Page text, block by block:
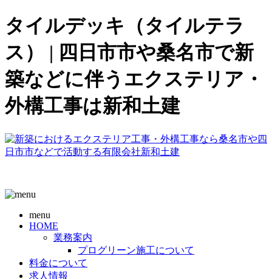
タイルデッキ（タイルテラ
ス） | 四日市市や桑名市で新
築などに伴うエクステリア・
外構工事は新和土建
menu
HOME
業務案内
プログリーン施工について
料金について
求人情報